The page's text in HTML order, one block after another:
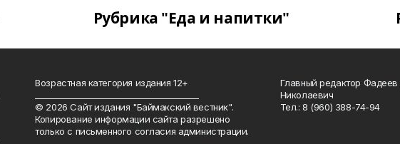
Рубрика "Еда и напитки"
Возрастная категория издания 12+
© 2026 Сайт издания "Баймакский вестник".
Копирование информации сайта разрешено
только с письменного согласия администрации.
Главный редактор
Николаевич
Тел.: 8 (960) 388-74-94